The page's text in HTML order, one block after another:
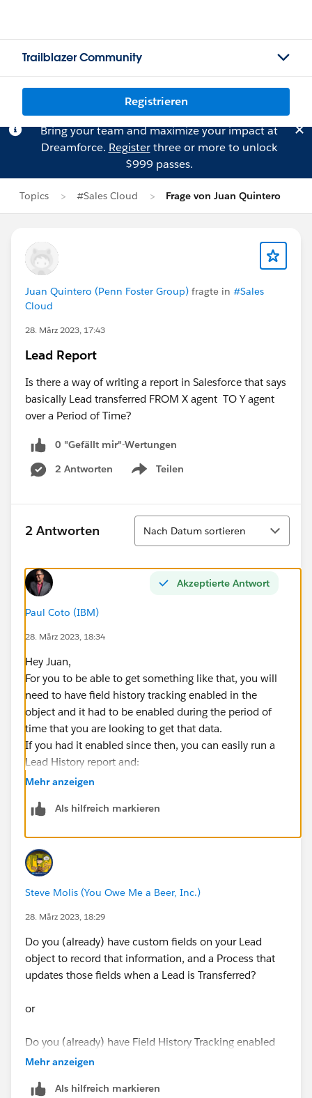
Trailblazer Community
Registrieren
Bring your team and maximize your impact at
Dreamforce. Registerthree or more to unlock
$999 passes.
Topics #Sales Cloud Frage von Juan Quintero
Juan Quintero (Penn Foster Group) fragte in #Sales
Cloud
28. März 2023, 17:43
Lead Report
Is there a way of writing a report in Salesforce that says
basically Lead transferred FROM X agent TO Y agent
over a Period of Time?
0 "Gefällt mir"-Wertungen
2 Antworten
Teilen
Show menu
2 Antworten
Sortieren
Nach Datum sortieren
Akzeptierte Antwort
Paul Coto (IBM)
28. März 2023, 18:34
Hey Juan,
For you to be able to get something like that, you will
need to have field history tracking enabled in the
object and it had to be enabled during the period of
time that you are looking to get that data.
If you had it enabled since then, you can easily run a
Lead History report and:
1- Filter the report using the Field/Event field column
field.
only displays X Agent records
3- Create another filter so that the column "New
Value" only displays Y Agent records
4- Create another filter with the time frame that you
want and that should do it for you.
Mehr anzeigen
Als hilfreich markieren
Steve Molis (You Owe Me a Beer, Inc.)
28. März 2023, 18:29
Do you (already) have custom fields on your Lead
object to record that information, and a Process that
updates those fields when a Lead is Transferred?
or
Do you (already) have Field History Tracking enabled
on the Lead Owner field?
Mehr anzeigen
Als hilfreich markieren